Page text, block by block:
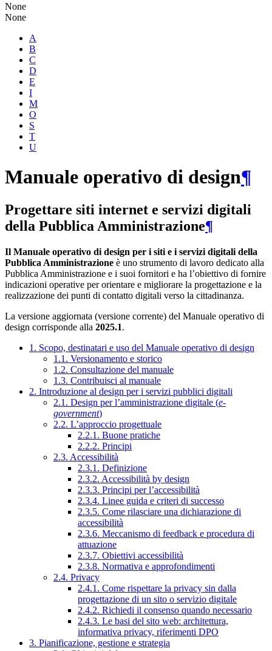
None
None
A
B
C
D
E
I
M
O
S
T
U
Manuale operativo di design¶
Progettare siti internet e servizi digitali
della Pubblica Amministrazione¶
Il Manuale operativo di design per i siti e i servizi digitali della
Pubblica Amministrazione è uno strumento di lavoro dedicato alla
Pubblica Amministrazione e i suoi fornitori e ha l’obiettivo di fornire
indicazioni operative per orientare e migliorare la progettazione e la
realizzazione dei punti di contatto digitali verso la cittadinanza.
La versione aggiornata (versione corrente) del Manuale operativo di
design corrisponde alla 2025.1.
1. Scopo, destinatari e uso del Manuale operativo di design
1.1. Versionamento e storico
1.2. Consultazione del manuale
1.3. Contribuisci al manuale
2. Introduzione al design per i servizi pubblici digitali
2.1. Design per l’amministrazione digitale (e-
government)
2.2. L’approccio progettuale
2.2.1. Buone pratiche
2.2.2. Principi
2.3. Accessibilità
2.3.1. Definizione
2.3.2. Accessibilità by design
2.3.3. Principi per l’accessibilità
2.3.4. Linee guida e criteri di successo
2.3.5. Come rilasciare una dichiarazione di
accessibilità
2.3.6. Meccanismo di feedback e procedura di
attuazione
2.3.7. Obiettivi accessibilità
2.3.8. Normativa e approfondimenti
2.4. Privacy
2.4.1. Come rispettare la privacy sin dalla
progettazione di un sito o servizio digitale
2.4.2. Richiedi il consenso quando necessario
2.4.3. Le basi del sito web: architettura,
informativa privacy, riferimenti DPO
3. Pianificazione, gestione e strategia